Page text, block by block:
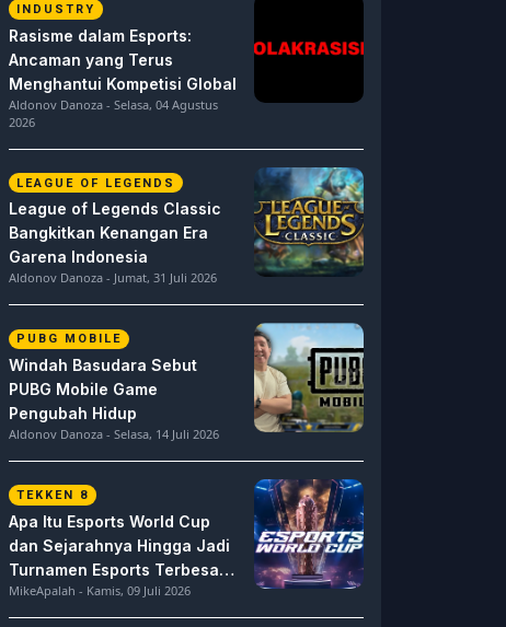
INDUSTRY
Rasisme dalam Esports:
Ancaman yang Terus
Menghantui Kompetisi Global
Aldonov Danoza - Selasa, 04 Agustus
2026
LEAGUE OF LEGENDS
League of Legends Classic
Bangkitkan Kenangan Era
Garena Indonesia
Aldonov Danoza - Jumat, 31 Juli 2026
PUBG MOBILE
Windah Basudara Sebut
PUBG Mobile Game
Pengubah Hidup
Aldonov Danoza - Selasa, 14 Juli 2026
TEKKEN 8
Apa Itu Esports World Cup
dan Sejarahnya Hingga Jadi
Turnamen Esports Terbesar
di Dunia
MikeApalah - Kamis, 09 Juli 2026